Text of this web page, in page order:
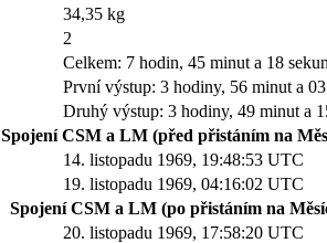
34,35 kg
2
Celkem: 7 hodin, 45 minut a 18
První výstup: 3 hodiny, 56 minut a
Druhý výstup: 3 hodiny, 49 minut a
Spojení CSM a LM (před přistáním na
14. listopadu 1969, 19:48:53 UTC
19. listopadu 1969, 04:16:02 UTC
Spojení CSM a LM (po přistáním na
20. listopadu 1969, 17:58:20 UTC